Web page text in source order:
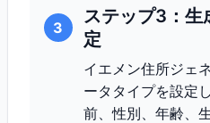
3
ステップ3：生
定
イエメン住所ジェ
ータタイプを設定
前、性別、年齢、